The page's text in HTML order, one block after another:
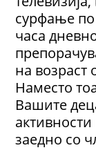
сурфање
часа
на возраст
Наместо
Вашите
заедно со